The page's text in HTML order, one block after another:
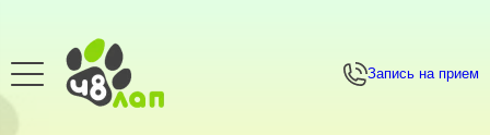
Запись на прием